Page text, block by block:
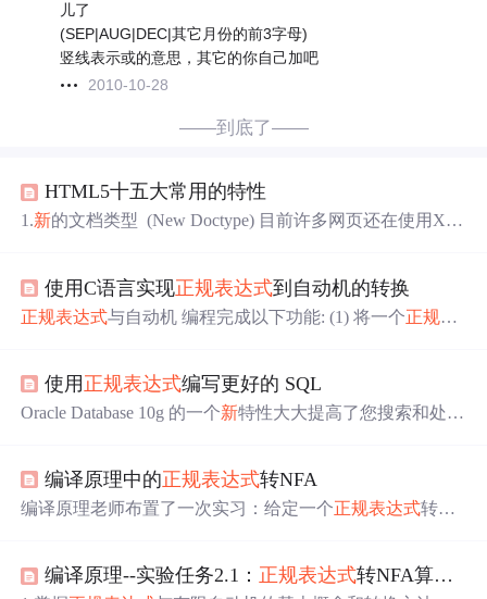
儿了
(SEP|AUG|DEC|其它月份的前3字母)
竖线表示或的意思，其它的你自己加吧
2010-10-28
——到底了——
HTML5十五大常用的特性
1.新的文档类型 (New Doctype) 目前许多网页还在使用XH
l.dtd"> 在HTML5中，上面那种声明方式将失效。下面是
HTML5中的声明方式： 查看原始代码 2
使用C语言实现正规表达式到自动机的转换
正规表达式 与自动机 编程完成以下功能: (1) 将一个正规表
法规则
使用 正规表达式编写更好的 SQL
Oracle Database 10g 的一个新特性大大提高了您搜索和处理
和大量 UNIX 实用工具中出现过了。 Oracle 的
的实施是以各种 SQL 函数和一个 WHERE 子句操作符的形
编译原理中的正规表达式转NFA
编译原理老师布置了一次实习：给定一个正规表达式转化
状态，另外两个用来存储当有“|”时，首尾两个状态，还有
编译原理--实验任务2.1： 正规表达式转NFA算法及实现